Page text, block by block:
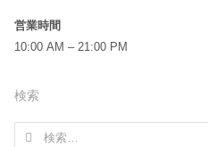
営業時間
10:00 AM – 21:00 PM
検索